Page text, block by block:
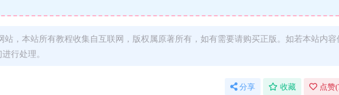
站，本站所有教程收集自互联网，版权属原著所有，如有需要请购买正版。如若本站内容
行处理。
分享 收藏 点赞(